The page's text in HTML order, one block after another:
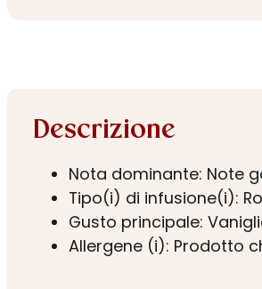
Descrizione
Nota dominante: Note
Tipo(i) di infusione(i):
Gusto principale:
Allergene (i): Prodotto